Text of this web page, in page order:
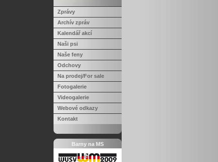
Zprávy
Archív zpráv
Kalendář akcí
Naši psi
Naše feny
Odchovy
Na prodej/For sale
Fotogalerie
Videogalerie
Webové odkazy
Kontakt
Barny na MS